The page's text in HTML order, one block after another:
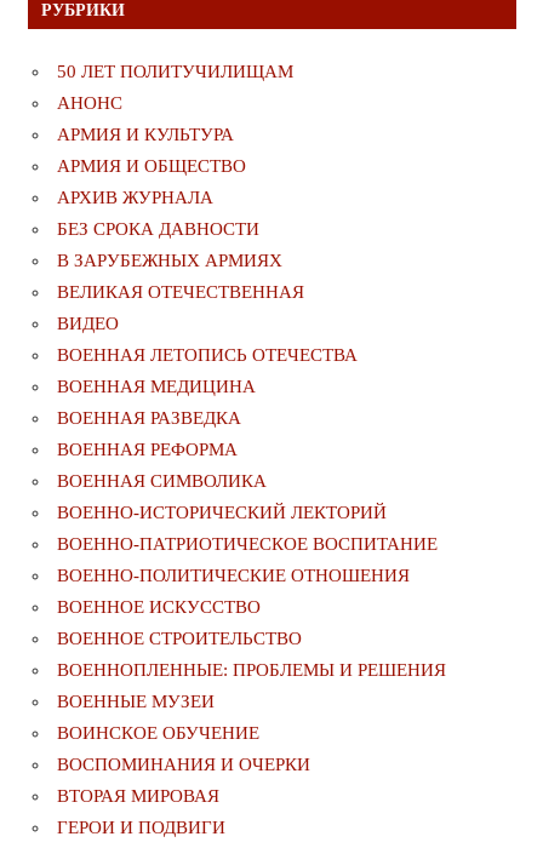
РУБРИКИ
50 ЛЕТ ПОЛИТУЧИЛИЩАМ
АНОНС
АРМИЯ И КУЛЬТУРА
АРМИЯ И ОБЩЕСТВО
АРХИВ ЖУРНАЛА
БЕЗ СРОКА ДАВНОСТИ
В ЗАРУБЕЖНЫХ АРМИЯХ
ВЕЛИКАЯ ОТЕЧЕСТВЕННАЯ
ВИДЕО
ВОЕННАЯ ЛЕТОПИСЬ ОТЕЧЕСТВА
ВОЕННАЯ МЕДИЦИНА
ВОЕННАЯ РАЗВЕДКА
ВОЕННАЯ РЕФОРМА
ВОЕННАЯ СИМВОЛИКА
ВОЕННО-ИСТОРИЧЕСКИЙ ЛЕКТОРИЙ
ВОЕННО-ПАТРИОТИЧЕСКОЕ ВОСПИТАНИЕ
ВОЕННО-ПОЛИТИЧЕСКИE ОТНОШЕНИЯ
ВОЕННОЕ ИСКУССТВО
ВОЕННОЕ СТРОИТЕЛЬСТВО
ВОЕННОПЛЕННЫЕ: ПРОБЛЕМЫ И РЕШЕНИЯ
ВОЕННЫЕ МУЗЕИ
ВОИНСКОЕ ОБУЧЕНИЕ
ВОСПОМИНАНИЯ И ОЧЕРКИ
ВТОРАЯ МИРОВАЯ
ГЕРОИ И ПОДВИГИ